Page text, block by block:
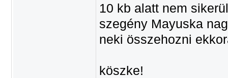
10 kb alatt nem
szegény Mayuska
neki összehozni
köszke!